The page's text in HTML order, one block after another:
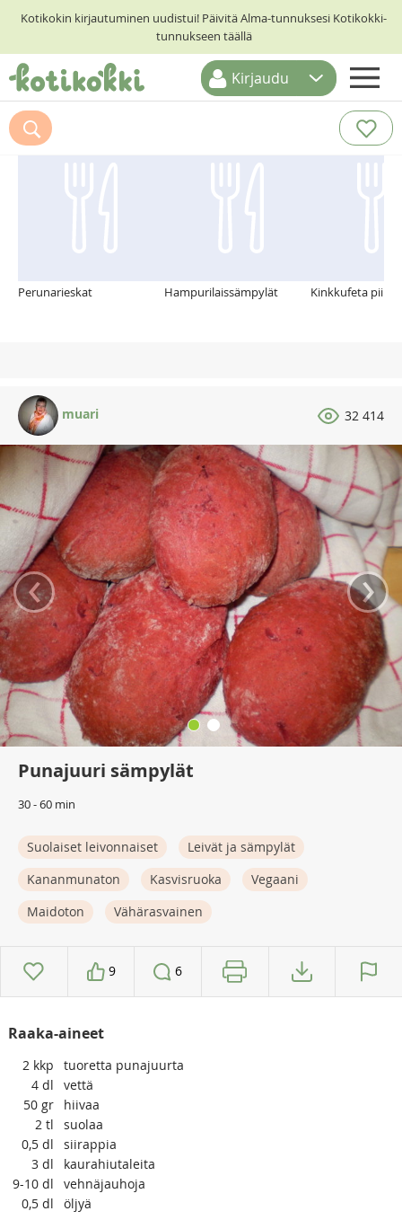
Kotikokin kirjautuminen uudistui! Päivitä Alma-tunnuksesi Kotikokki-
tunnukseen täällä
ETUSIVU
RESEPTIHAKU
Kirjaudu
Suosittelemme myös
Perunarieskat Hampurilaissämpylät Kinkkufeta
muari 32 414
‹ ›
Punajuuri sämpylät
30 - 60 min
Suolaiset leivonnaiset
Leivät ja sämpylät
Kananmunaton
Kasvisruoka
Vegaani
Maidoton
Vähärasvainen
9 6
Raaka-aineet
2 kkp
tuoretta punajuurta
4 dl
vettä
50 gr
hiivaa
2 tl
suolaa
0,5 dl
siirappia
3 dl
kaurahiutaleita
9-10 dl
vehnäjauhoja
0,5 dl öljyä